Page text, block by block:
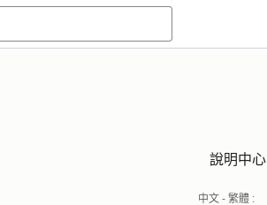
說明中心
中文 - 繁體 :